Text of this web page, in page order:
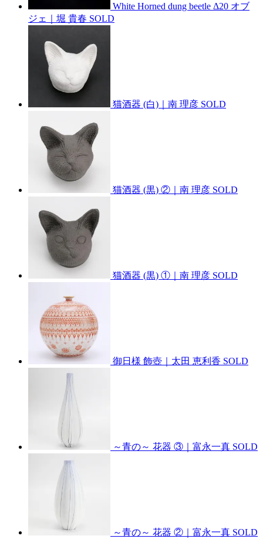
White Horned dung beetle Δ20 オブ
ジェ｜堀 貴春 SOLD
猫酒器 (白)｜南 理彦 SOLD
猫酒器 (黒) ②｜南 理彦 SOLD
猫酒器 (黒) ①｜南 理彦 SOLD
御日様 飾壺｜太田 恵利香 SOLD
～青の～ 花器 ③｜富永一真 SOLD
～青の～ 花器 ②｜富永一真 SOLD